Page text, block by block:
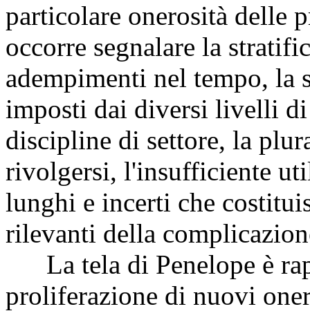
particolare onerosità delle
occorre segnalare la
adempimenti nel tempo, la
imposti dai diversi livelli
discipline di settore, la
rivolgersi, l'insufficiente
lunghi e incerti che
rilevanti della
La tela di Penelope è
proliferazione di nuovi